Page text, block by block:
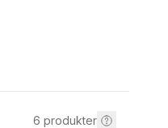
6 produkter